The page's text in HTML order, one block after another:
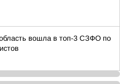
вошла в топ-3 СЗФО по